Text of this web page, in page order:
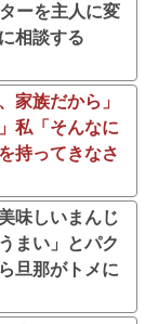
ーを主人に変
相談する
家族だから」
私「そんなに
持ってきなさ
味しいまんじ
まい」とパク
旦那がトメに